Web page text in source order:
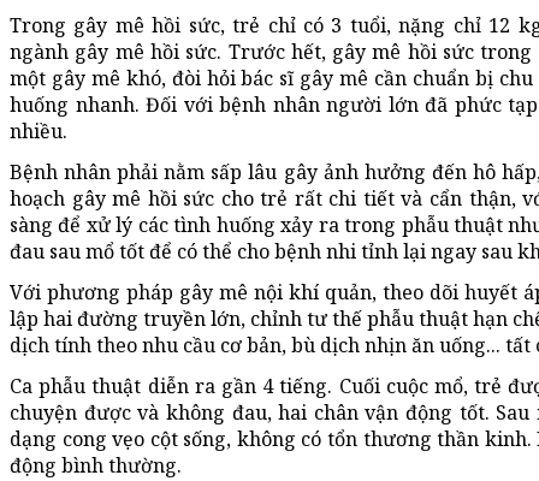
Trong gây mê hồi sức, trẻ chỉ có 3 tuổi, nặng chỉ 12
ngành gây mê hồi sức. Trước hết, gây mê hồi sức
một gây mê khó, đòi hỏi bác sĩ gây mê cần chuẩn bị
huống nhanh. Đối với bệnh nhân người lớn đã phức
nhiều.
Bệnh nhân phải nằm sấp lâu gây ảnh hưởng đến hô
hoạch gây mê hồi sức cho trẻ rất chi tiết và cẩn thận,
sàng để xử lý các tình huống xảy ra trong phẫu thuật
đau sau mổ tốt để có thể cho bệnh nhi tỉnh lại ngay sau
Với phương pháp gây mê nội khí quản, theo dõi huyết
lập hai đường truyền lớn, chỉnh tư thế phẫu thuật hạn
dịch tính theo nhu cầu cơ bản, bù dịch nhịn ăn uống...
Ca phẫu thuật diễn ra gần 4 tiếng. Cuối cuộc mổ, trẻ
chuyện được và không đau, hai chân vận động tốt.
dạng cong vẹo cột sống, không có tổn thương thần
động bình thường.